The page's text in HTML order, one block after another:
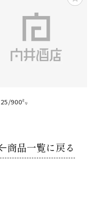
900㍉
商品一覧に戻る